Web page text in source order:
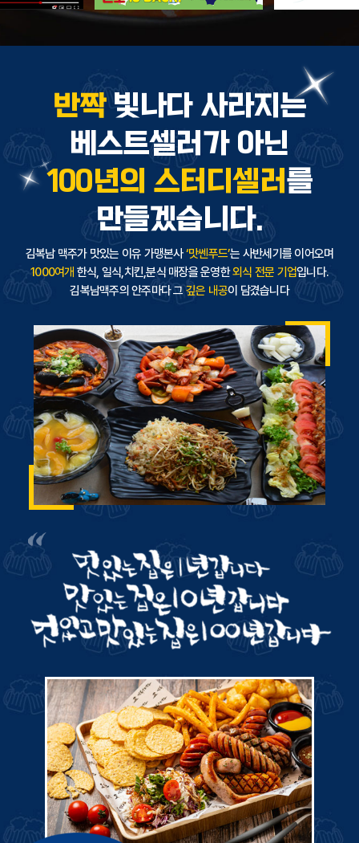
반짝빛나다 사라지는
베스트셀러가 아닌
100년의 스터디셀러 를
만들겠습니다.
김복남 맥주가 맛있는 이유 가맹본사‘맛쎈푸드’는 사반세기를 이어오며
1000여개 한식, 일식,치킨,분식 매장을 운영한외식 전문 기업입니다.
김복남맥주의 안주마다 그깊은 내공이 담겼습니다